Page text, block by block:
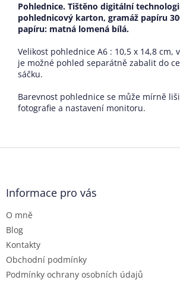
Pohlednice. Tištěno digitální
pohlednicový karton, gramáž papíru
papíru: matná lomená bílá.
Velikost pohlednice A6 : 10,5 x 14,8 cm,
je možné pohled separátně zabalit do
sáčku.
Barevnost pohlednice se může mírně
fotografie a nastavení monitoru.
Z
Informace pro vás
O mně
Blog
Kontakty
Obchodní podmínky
Podmínky ochrany osobních údajů